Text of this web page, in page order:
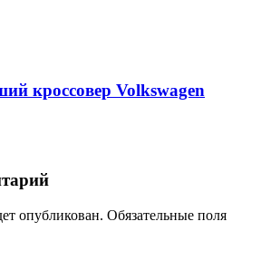
кроссовер Volkswagen
опубликован. Обязательные поля